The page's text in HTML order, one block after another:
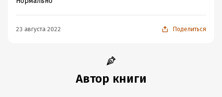
23 августа 2022 Поделиться
Автор книги